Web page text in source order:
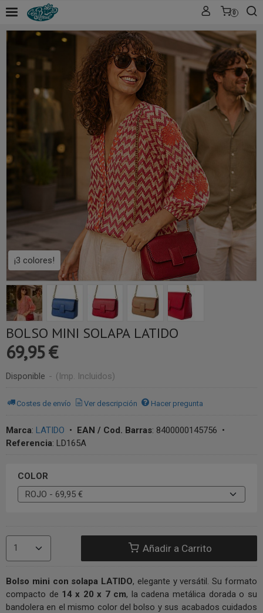
0
¡3 colores!
BOLSO MINI SOLAPA LATIDO
69,95 €
Disponible - (Imp. Incluidos)
Costes de envío Ver descripción Hacer pregunta
Marca: LATIDO • EAN / Cod. Barras: 8400000145756 •
Referencia: LD165A
COLOR
Añadir a Carrito
Bolso mini con solapa LATIDO, elegante y versátil. Su formato
compacto de 14 x 20 x 7 cm, la cadena metálica dorada o su
bandolera en el mismo color del bolso y sus acabados cuidados